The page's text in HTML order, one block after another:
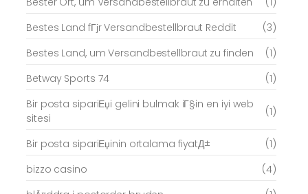
Bestes Land fГјr Versandbestellbraut Reddit
(3)
Bestes Land, um Versandbestellbraut zu finden
(1)
Betway Sports 74
(1)
Bir posta sipariЕџi gelini bulmak iГ§in en iyi web
sitesi
(1)
Bir posta sipariЕџinin ortalama fiyatД±
(1)
bizzo casino
(4)